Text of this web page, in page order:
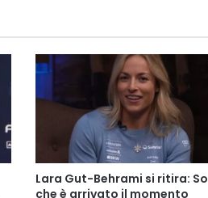
Lara Gut-Behrami si ritira: So
che è arrivato il momento